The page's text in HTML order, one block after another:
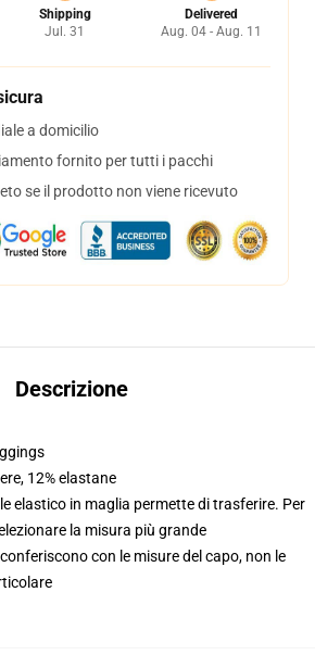
Shipping
Jul. 31
Delivered
Aug. 04 - Aug. 11
a domicilio
fornito per tutti i pacchi
se il prodotto non viene ricevuto
Descrizione
12% elastane
elastico in maglia permette di trasferire. Per
la misura più grande
con le misure del capo, non le